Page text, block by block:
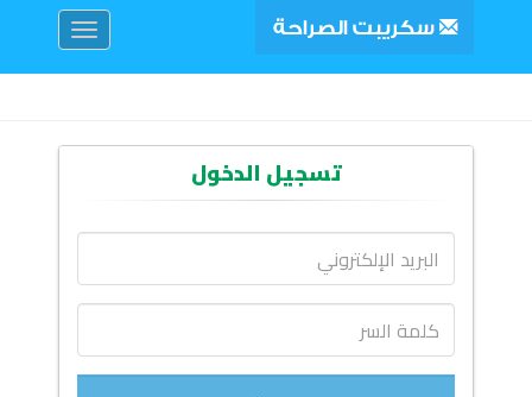
Toggle
navigation
تسجيل الدخول